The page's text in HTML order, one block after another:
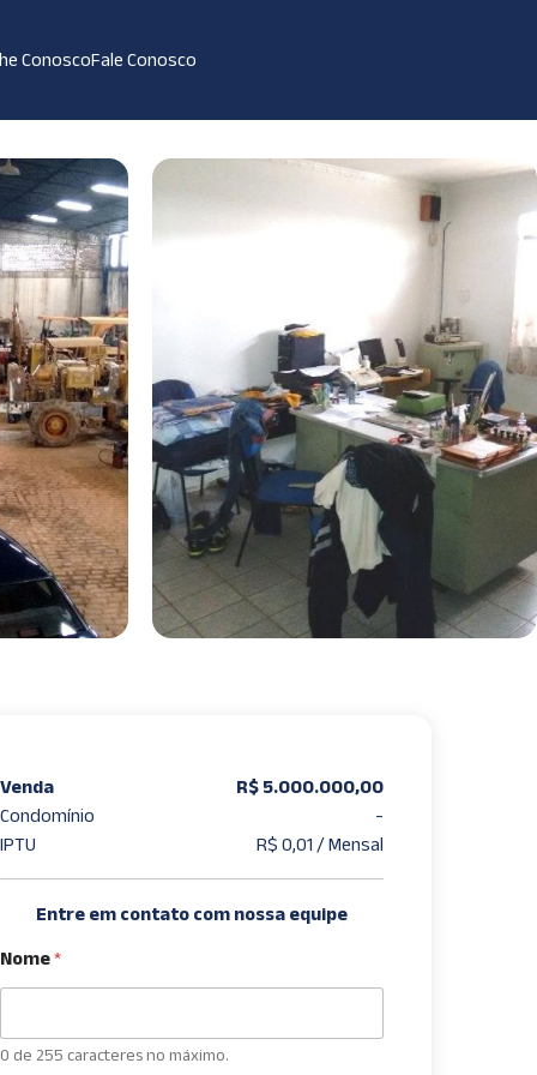
ConoscoFale Conosco
Venda
R$ 5.000.000,00
Condomínio
-
IPTU
R$ 0,01 / Mensal
Entre em contato com nossa equipe
Nome*
0 de 255 caracteres no máximo.